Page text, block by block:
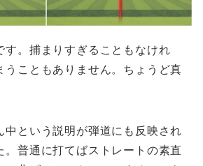
す。捕まりすぎることもなけれ
うこともありません。ちょうど真
中という説明が弾道にも反映され
。普通に打てばストレートの素直